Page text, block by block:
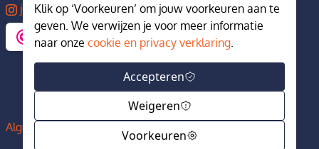
justanotherstore.nl
Algemene voorwaarden Privacy en cookiebeleid
Klik op ‘Voorkeuren’ om jouw voorkeuren aan te
geven. We verwijzen je voor meer informatie
naar onze cookie en privacy verklaring.
Accepteren
Weigeren
Voorkeuren